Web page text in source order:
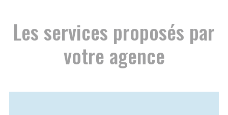
Ce site utilise des
cookies et vous donne le
contrôle sur ceux que
vous souhaitez activer